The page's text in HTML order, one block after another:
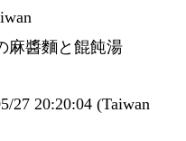
麻醬麵と餛飩湯
27 20:20:04 (Taiwan